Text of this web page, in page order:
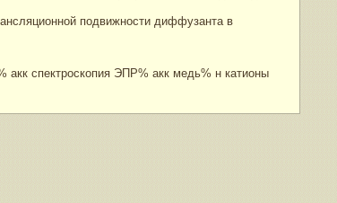
подвижности диффузанта в
спектроскопия ЭПР% акк медь% н катионы